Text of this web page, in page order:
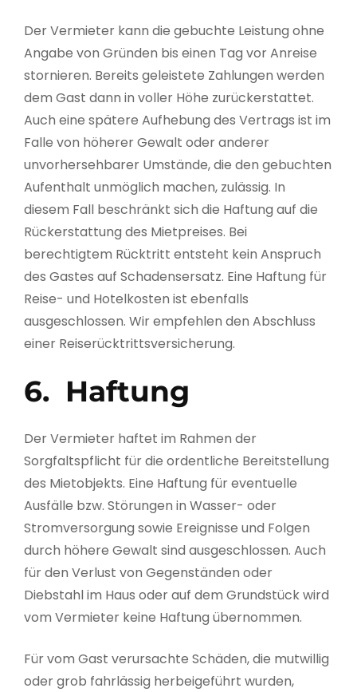
Der Vermieter kann die gebuchte Leistung ohne
Angabe von Gründen bis einen Tag vor Anreise
stornieren. Bereits geleistete Zahlungen werden
dem Gast dann in voller Höhe zurückerstattet.
Auch eine spätere Aufhebung des Vertrags ist im
Falle von höherer Gewalt oder anderer
unvorhersehbarer Umstände, die den gebuchten
Aufenthalt unmöglich machen, zulässig. In
diesem Fall beschränkt sich die Haftung auf die
Rückerstattung des Mietpreises. Bei
berechtigtem Rücktritt entsteht kein Anspruch
des Gastes auf Schadensersatz. Eine Haftung für
Reise- und Hotelkosten ist ebenfalls
ausgeschlossen. Wir empfehlen den Abschluss
einer Reiserücktrittsversicherung.
6. Haftung
Der Vermieter haftet im Rahmen der
Sorgfaltspflicht für die ordentliche Bereitstellung
des Mietobjekts. Eine Haftung für eventuelle
Ausfälle bzw. Störungen in Wasser- oder
Stromversorgung sowie Ereignisse und Folgen
durch höhere Gewalt sind ausgeschlossen. Auch
für den Verlust von Gegenständen oder
Diebstahl im Haus oder auf dem Grundstück wird
vom Vermieter keine Haftung übernommen.
Für vom Gast verursachte Schäden, die mutwillig
oder grob fahrlässig herbeigeführt wurden,